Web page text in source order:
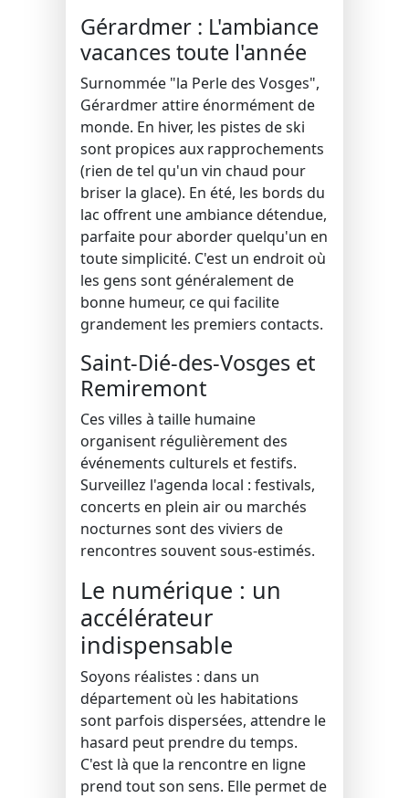
Gérardmer : L'ambiance
vacances toute l'année
Surnommée "la Perle des Vosges",
Gérardmer attire énormément de
monde. En hiver, les pistes de ski
sont propices aux rapprochements
(rien de tel qu'un vin chaud pour
briser la glace). En été, les bords du
lac offrent une ambiance détendue,
parfaite pour aborder quelqu'un en
toute simplicité. C'est un endroit où
les gens sont généralement de
bonne humeur, ce qui facilite
grandement les premiers contacts.
Saint-Dié-des-Vosges et
Remiremont
Ces villes à taille humaine
organisent régulièrement des
événements culturels et festifs.
Surveillez l'agenda local : festivals,
concerts en plein air ou marchés
nocturnes sont des viviers de
rencontres souvent sous-estimés.
Le numérique : un
accélérateur
indispensable
Soyons réalistes : dans un
département où les habitations
sont parfois dispersées, attendre le
hasard peut prendre du temps.
C'est là que la rencontre en ligne
prend tout son sens. Elle permet de